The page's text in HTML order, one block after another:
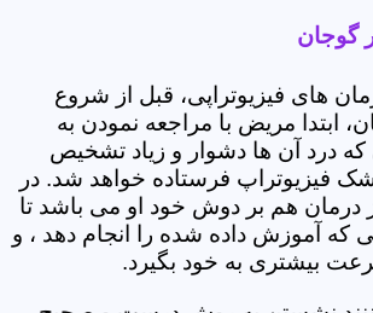
گوجان
های فیزیوتراپی، قبل از شروع
ابتدا مریض با مراجعه نمودن به
درد آن ها دشوار و زیاد تشخیص
فیزیوتراپ فرستاده خواهد شد. در
درمان هم بر دوش خود او می باشد تا
که آموزش داده شده را انجام دهد ، و
بیشتری به خود بگیرد.